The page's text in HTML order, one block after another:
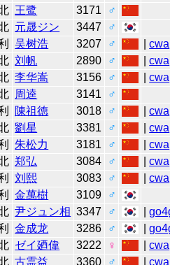
王鹭 3171
♂
元晟ジン 3447
♂
吴树浩 3207 ♂ |cwa
刘帆 2890 ♂ |cwa
李华嵩 3156 ♂ |cwa
周逵 3141
♂
陳祖徳 3018 ♂ |cwa
劉星 3381 ♂ |cwa
朱松力 3181 ♂ |cwa
郑弘 3084 ♂ |cwa
刘熙 3083 ♂ |cwa
金萬樹 3109
♂
尹ジュン相 3347 ♂ |
金成龙 3286 ♂ |
ゼイ廼偉 3222 ♀ |cwa
古霊益 3360 ♂ |cwa